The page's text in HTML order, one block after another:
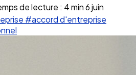
de lecture : 4 min6 juin
#accord d'entreprise